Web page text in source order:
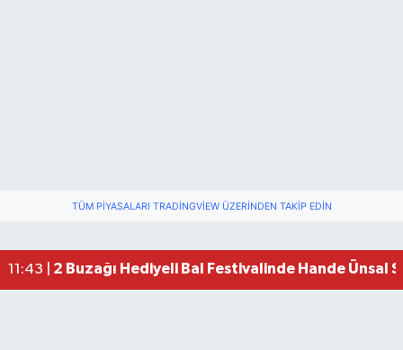
TÜM PIYASALARI TRADINGVIEW ÜZERINDEN TAKIP EDIN
11:43 | 2 Buzağı Hediyeli Bal Festivalinde Hande Ünsal